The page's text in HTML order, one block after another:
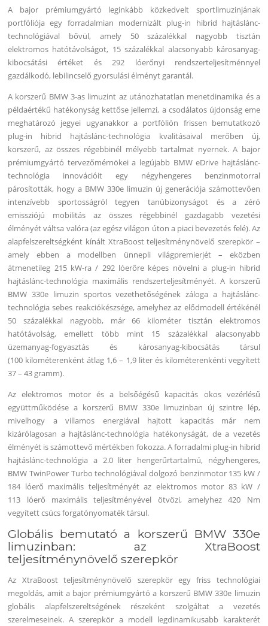
A bajor prémiumgyártó leginkább közkedvelt sportlimuzinjának
portfóliója egy forradalmian modernizált plug-in hibrid hajtáslánc-
technológiával bővül, amely 50 százalékkal nagyobb tisztán
elektromos hatótávolságot, 15 százalékkal alacsonyabb károsanyag-
kibocsátási értéket és 292 lóerőnyi rendszerteljesítménnyel
gazdálkodó, lebilincselő gyorsulási élményt garantál.
A korszerű BMW 3-as limuzint az utánozhatatlan menetdinamika és a
példaértékű hatékonyság kettőse jellemzi, a csodálatos újdonság eme
meghatározó jegyei ugyanakkor a portfólión frissen bemutatkozó
plug-in hibrid hajtáslánc-technológia kvalitásaival merőben új,
korszerű, az összes régebbinél mélyebb tartalmat nyernek. A bajor
prémiumgyártó tervezőmérnökei a legújabb BMW eDrive hajtáslánc-
technológia innovációit egy négyhengeres benzinmotorral
párosították, hogy a BMW 330e limuzin új generációja számottevően
intenzívebb sportosságról tegyen tanúbizonyságot és a zéró
emissziójú mobilitás az összes régebbinél gazdagabb vezetési
élményét váltsa valóra (az egész világon úton a piaci bevezetés felé). Az
alapfelszereltségként kínált XtraBoost teljesítménynövelő szerepkör –
amely ebben a modellben ünnepli világpremierjét – eközben
átmenetileg 215 kW-ra / 292 lóerőre képes növelni a plug-in hibrid
hajtáslánc-technológia maximális rendszerteljesítményét. A korszerű
BMW 330e limuzin sportos vezethetőségének záloga a hajtáslánc-
technológia sebes reakciókészsége, amelyhez az elődmodell értékénél
50 százalékkal nagyobb, már 66 kilométer tisztán elektromos
hatótávolság, emellett több mint 15 százalékkal alacsonyabb
üzemanyag-fogyasztás és károsanyag-kibocsátás társul
(100 kilométerenként átlag 1,6 – 1,9 liter és kilométerenkénti vegyített
37 – 43 gramm).
Az elektromos motor és a belsőégésű kapacitás okos vezérlésű
együttműködése a korszerű BMW 330e limuzinban új szintre lép,
mivelhogy a villamos energiával hajtott kapacitás már nem
kizárólagosan a hajtáslánc-technológia hatékonyságát, de a vezetés
élményét is számottevő mértékben fokozza. A forradalmi plug-in hibrid
hajtáslánc-technológia a 2.0 liter hengerűrtartalmú, négyhengeres,
BMW TwinPower Turbo technológiával dolgozó benzinmotor 135 kW /
184 lóerő maximális teljesítményét az elektromos motor 83 kW /
113 lóerő maximális teljesítményével ötvözi, amelyhez 420 Nm
vegyített csúcs forgatónyomaték társul.
Globális bemutató a korszerű BMW 330e
limuzinban: az XtraBoost
teljesítménynövelő szerepkör
Az XtraBoost teljesítménynövelő szerepkör egy friss technológiai
megoldás, amit a bajor prémiumgyártó a korszerű BMW 330e limuzin
globális alapfelszereltségének részeként szolgáltat a vezetés
szerelmeseinek. A szerepkör a modell legdinamikusabb karakterét